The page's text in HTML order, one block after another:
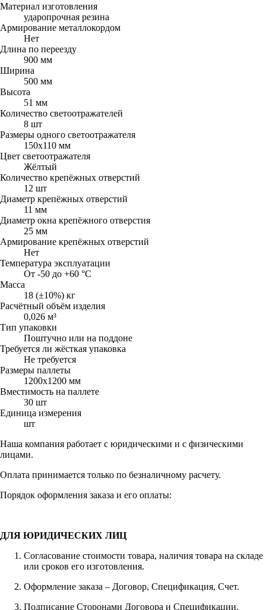
Материал изготовления
ударопрочная резина
Армирование металлокордом
Нет
Длина по переезду
900 мм
Ширина
500 мм
Высота
51 мм
Количество светоотражателей
8 шт
Размеры одного светоотражателя
150х110 мм
Цвет светоотражателя
Жёлтый
Количество крепёжных отверстий
12 шт
Диаметр крепёжных отверстий
11 мм
Диаметр окна крепёжного отверстия
25 мм
Армирование крепёжных отверстий
Нет
Температура эксплуатации
От -50 до +60 °C
Масса
18 (±10%) кг
Расчётный объём изделия
0,026 м³
Тип упаковки
Поштучно или на поддоне
Требуется ли жёсткая упаковка
Не требуется
Размеры паллеты
1200х1200 мм
Вместимость на паллете
30 шт
Единица измерения
шт
Наша компания работает с юридическими и с физическими
лицами.
Оплата принимается только по безналичному расчету.
Порядок оформления заказа и его оплаты:
ДЛЯ ЮРИДИЧЕСКИХ ЛИЦ
Согласование стоимости товара, наличия товара на складе
или сроков его изготовления.
Оформление заказа – Договор, Спецификация, Счет.
Подписание Сторонами Договора и Спецификации.